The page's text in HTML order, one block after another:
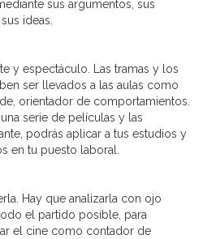
sus argumentos, sus
ideas.
y espectáculo. Las tramas y los
ser llevados a las aulas como
orientador de comportamientos.
serie de películas y las
podrás aplicar a tus estudios y
en tu puesto laboral.
Hay que analizarla con ojo
el partido posible, para
el cine como contador de